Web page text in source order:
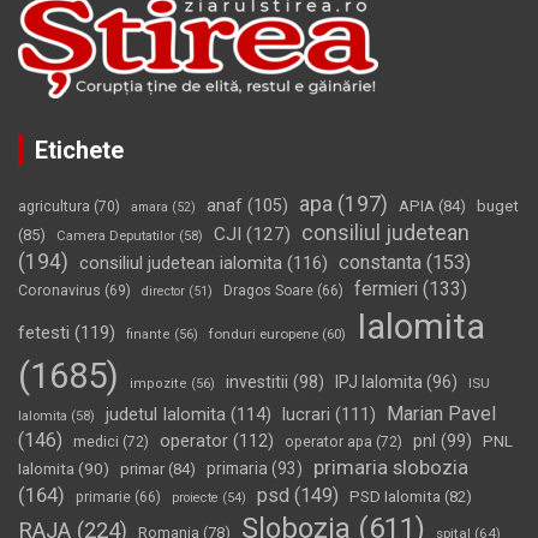
Etichete
agricultura (70) amara (52) anaf (105) apa (197) APIA (84)
buget
(85)
Camera Deputatilor (58) CJI (127)
consiliul judetean
(194) consiliul judetean ialomita (116) constanta (153)
Coronavirus (69) director (51) Dragos Soare (66) fermieri (133)
fetesti (119) finante (56) fonduri europene (60)
Ialomita
(1685)
impozite (56) investitii (98) IPJ Ialomita (96) ISU
Ialomita (58) judetul Ialomita (114) lucrari (111)
Marian Pavel
(146)
medici (72) operator (112) operator apa (72) pnl (99)
PNL
Ialomita (90) primar(84) primaria (93)
primaria slobozia
(164)
primarie (66) proiecte (54) psd (149) PSD Ialomita (82)
RAJA (224) Romania (78) Slobozia (611) spital (64)